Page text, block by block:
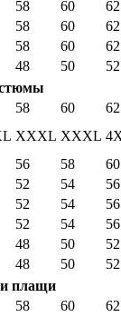
58 60
62
58 60
62
58 60
62
48 50
52
58 60
62
XXXL XXXL
56 58
60
52 54
56
52 54
56
52 54
56
48 50
52
48 50
52
и плащи
58 60
62